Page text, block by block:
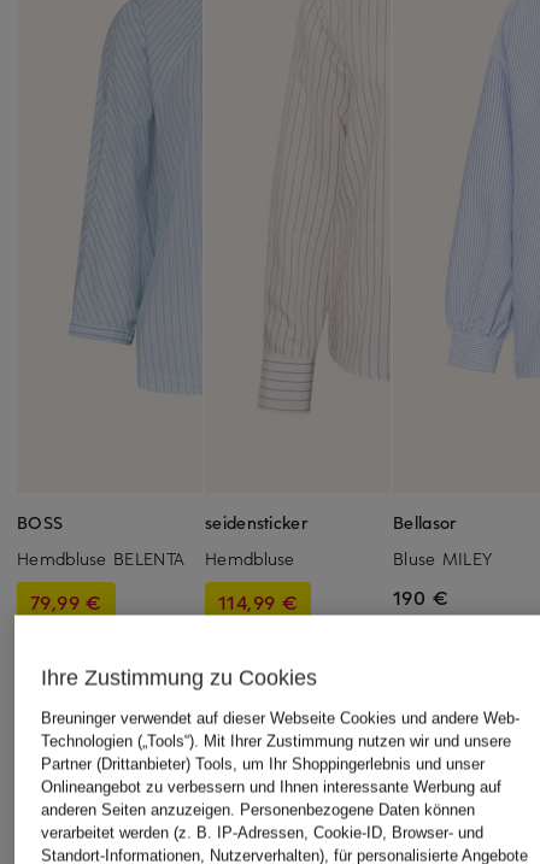
BOSS
Hemdbluse BELENTA
79,99 €
seidensticker
Hemdbluse
114,99 €
Bellasor
Bluse MILEY
190 €
Weitere Kategorien
Ihre Zustimmung zu Cookies
Breuninger verwendet auf dieser Webseite Cookies und andere Web-
Technologien („Tools“). Mit Ihrer Zustimmung nutzen wir und unsere
Partner (Drittanbieter) Tools, um Ihr Shoppingerlebnis und unser
Onlineangebot zu verbessern und Ihnen interessante Werbung auf
anderen Seiten anzuzeigen. Personenbezogene Daten können
verarbeitet werden (z. B. IP-Adressen, Cookie-ID, Browser- und
Standort-Informationen, Nutzerverhalten), für personalisierte Angebote